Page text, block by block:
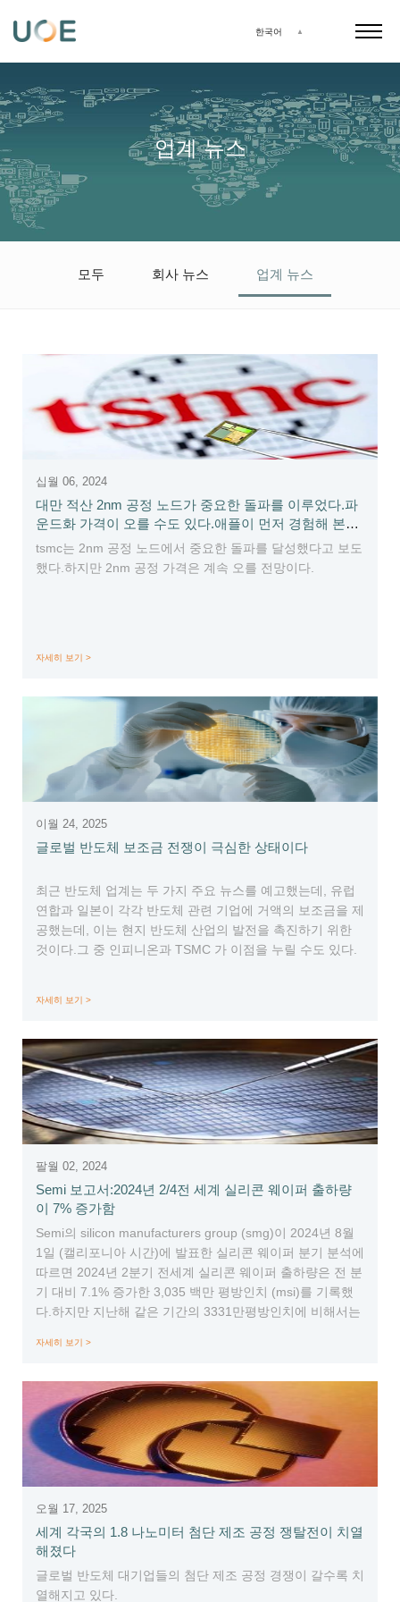
한국어
업계 뉴스
모두 회사 뉴스 업계 뉴스
십월 06, 2024
대만 적산 2nm 공정 노드가 중요한 돌파를 이루었다.파
운드화 가격이 오를 수도 있다.애플이 먼저 경험해 본
다?
tsmc는 2nm 공정 노드에서 중요한 돌파를 달성했다고 보도
했다.하지만 2nm 공정 가격은 계속 오를 전망이다.
자세히 보기 >
이월 24, 2025
글로벌 반도체 보조금 전쟁이 극심한 상태이다
최근 반도체 업계는 두 가지 주요 뉴스를 예고했는데, 유럽
연합과 일본이 각각 반도체 관련 기업에 거액의 보조금을 제
공했는데, 이는 현지 반도체 산업의 발전을 촉진하기 위한
것이다.그 중 인피니온과 TSMC 가 이점을 누릴 수도 있다.
자세히 보기 >
팔월 02, 2024
Semi 보고서:2024년 2/4전 세계 실리콘 웨이퍼 출하량
이 7% 증가함
Semi의 silicon manufacturers group (smg)이 2024년 8월
1일 (캘리포니아 시간)에 발표한 실리콘 웨이퍼 분기 분석에
따르면 2024년 2분기 전세계 실리콘 웨이퍼 출하량은 전 분
기 대비 7.1% 증가한 3,035 백만 평방인치 (msi)를 기록했
다.하지만 지난해 같은 기간의 3331만평방인치에 비해서는
자세히 보기 >
오월 17, 2025
세계 각국의 1.8 나노미터 첨단 제조 공정 쟁탈전이 치열
해졌다
글로벌 반도체 대기업들의 첨단 제조 공정 경쟁이 갈수록 치
열해지고 있다.